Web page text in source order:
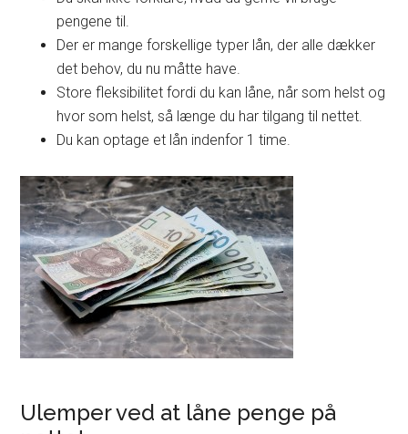
pengene til.
Der er mange forskellige typer lån, der alle dækker
det behov, du nu måtte have.
Store fleksibilitet fordi du kan låne, når som helst og
hvor som helst, så længe du har tilgang til nettet.
Du kan optage et lån indenfor 1 time.
Ulemper ved at låne penge på